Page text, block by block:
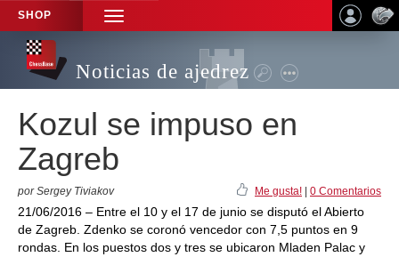
SHOP
TOGGLE
NAVIGATION
Noticias de ajedrez
Kozul se impuso en
Zagreb
por Sergey Tiviakov Me gusta! 0 Comentarios
21/06/2016 – Entre el 10 y el 17 de junio se disputó el Abierto
de Zagreb. Zdenko se coronó vencedor con 7,5 puntos en 9
rondas. En los puestos dos y tres se ubicaron Mladen Palac y